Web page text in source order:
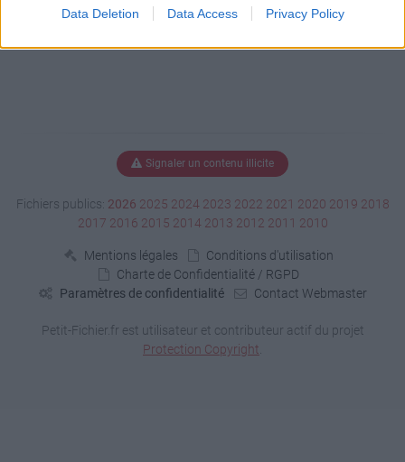
Data Deletion Data Access Privacy Policy
Signaler un contenu illicite
Fichiers publics: 2026 2025 2024 2023 2022 2021 2020 2019 2018
2017 2016 2015 2014 2013 2012 2011 2010
Mentions légales
Conditions d'utilisation
Charte de Confidentialité / RGPD
Paramètres de confidentialité
Contact Webmaster
Petit-Fichier.fr est utilisateur et contributeur actif du projet
Protection Copyright